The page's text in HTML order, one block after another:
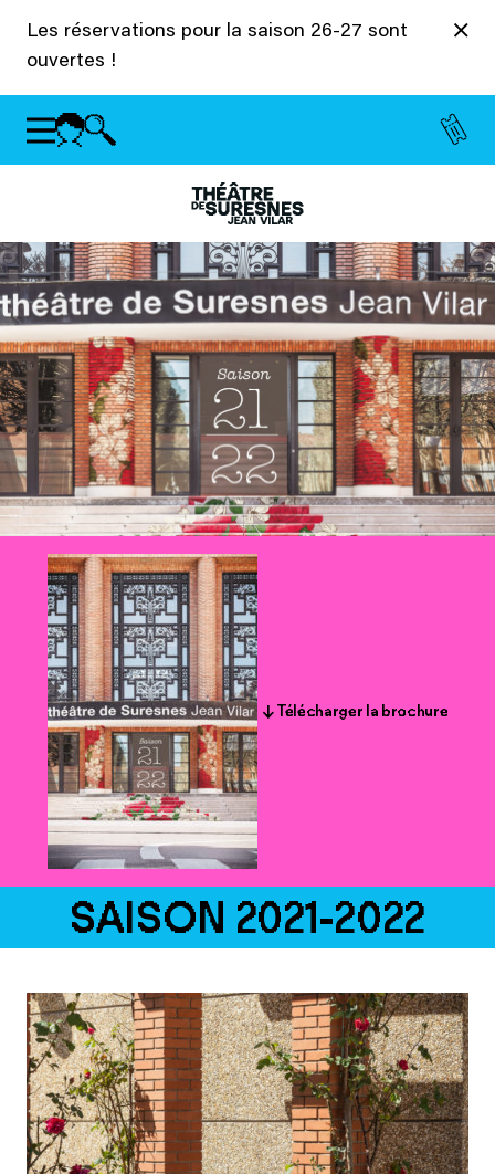
Les réservations pour la saison 26-27 sont
ouvertes !
↓ Télécharger la brochure
SAISON 2021-2022